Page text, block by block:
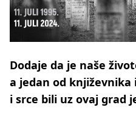
Dodaje da je naše
a jedan od književnika
i srce bili uz ovaj grad